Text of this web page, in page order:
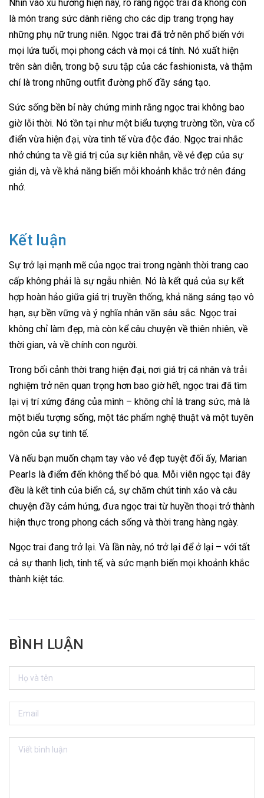
Nhìn vào xu hướng hiện nay, rõ ràng ngọc trai đã không còn
là món trang sức dành riêng cho các dịp trang trọng hay
những phụ nữ trung niên. Ngọc trai đã trở nên phổ biến với
mọi lứa tuổi, mọi phong cách và mọi cá tính. Nó xuất hiện
trên sàn diễn, trong bộ sưu tập của các fashionista, và thậm
chí là trong những outfit đường phố đầy sáng tạo.
Sức sống bền bỉ này chứng minh rằng ngọc trai không bao
giờ lỗi thời. Nó tồn tại như một biểu tượng trường tồn, vừa cổ
điển vừa hiện đại, vừa tinh tế vừa độc đáo. Ngọc trai nhắc
nhở chúng ta về giá trị của sự kiên nhẫn, về vẻ đẹp của sự
giản dị, và về khả năng biến mỗi khoảnh khắc trở nên đáng
nhớ.
Kết luận
Sự trở lại mạnh mẽ của ngọc trai trong ngành thời trang cao
cấp không phải là sự ngẫu nhiên. Nó là kết quả của sự kết
hợp hoàn hảo giữa giá trị truyền thống, khả năng sáng tạo vô
hạn, sự bền vững và ý nghĩa nhân văn sâu sắc. Ngọc trai
không chỉ làm đẹp, mà còn kể câu chuyện về thiên nhiên, về
thời gian, và về chính con người.
Trong bối cảnh thời trang hiện đại, nơi giá trị cá nhân và trải
nghiệm trở nên quan trọng hơn bao giờ hết, ngọc trai đã tìm
lại vị trí xứng đáng của mình – không chỉ là trang sức, mà là
một biểu tượng sống, một tác phẩm nghệ thuật và một tuyên
ngôn của sự tinh tế.
Và nếu bạn muốn chạm tay vào vẻ đẹp tuyệt đối ấy, Marian
Pearls là điểm đến không thể bỏ qua. Mỗi viên ngọc tại đây
đều là kết tinh của biển cả, sự chăm chút tinh xảo và câu
chuyện đầy cảm hứng, đưa ngọc trai từ huyền thoại trở thành
hiện thực trong phong cách sống và thời trang hàng ngày.
Ngọc trai đang trở lại. Và lần này, nó trở lại để ở lại – với tất
cả sự thanh lịch, tinh tế, và sức mạnh biến mọi khoảnh khắc
thành kiệt tác.
BÌNH LUẬN